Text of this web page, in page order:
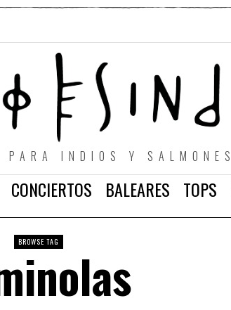
INDIOS Y SALMONES
CONCIERTOS BALEARES TOPS
BROWSE TAG